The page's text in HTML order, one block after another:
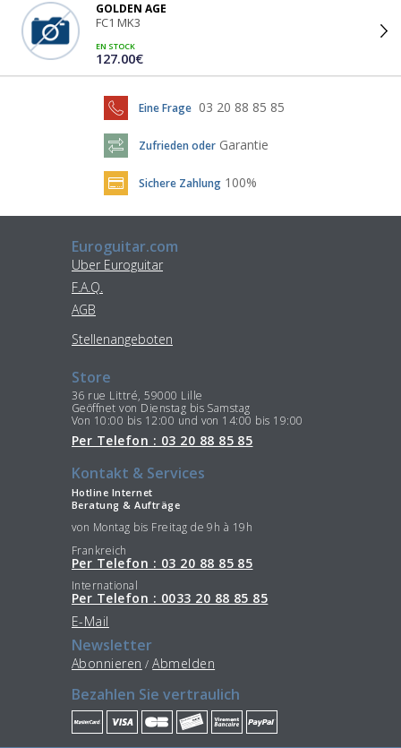
GOLDEN AGE
FC1 MK3
EN STOCK
127.00€
Eine Frage 03 20 88 85 85
Zufrieden oder Garantie
Sichere Zahlung 100%
Euroguitar.com
Uber Euroguitar
F.A.Q.
AGB
Stellenangeboten
Store
36 rue Littré, 59000 Lille
Geöffnet von Dienstag bis Samstag
Von 10:00 bis 12:00 und von 14:00 bis 19:00
Per Telefon : 03 20 88 85 85
Kontakt & Services
Hotline Internet
Beratung & Aufträge
von Montag bis Freitag de 9h à 19h
Frankreich
Per Telefon : 03 20 88 85 85
International
Per Telefon : 0033 20 88 85 85
E-Mail
Newsletter
Abonnieren /Abmelden
Bezahlen Sie vertraulich